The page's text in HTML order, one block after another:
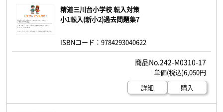
精道三川台小学校 転入対策
小1転入(新小2)過去問題集7
ISBNコード：9784293040622
242-M0310-17
6,050円
詳細
購入